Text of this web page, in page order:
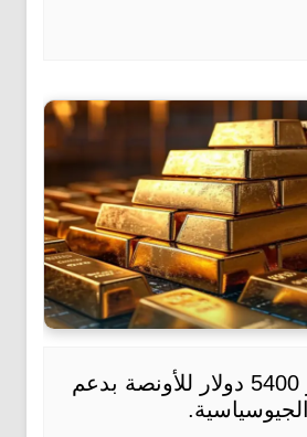
الذهب يتجاوز 5400 دولار للأونصة بدعم